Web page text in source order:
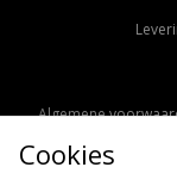
Algemene
Cookie
Cookies